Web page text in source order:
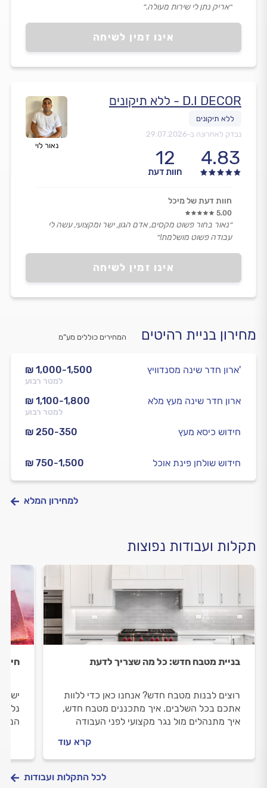
אינו זמין לשיחה
״אריק נתן לי שירות מעולה.״
נאור לוי
D.I DECOR - ללא תיקונים
נבדק לאחרונה ב-29.07.2026
4.83
12
חוות דעת
אינו זמין לשיחה
חוות דעת של מיכל
5.00
״נאור בחור פשוט מקסים, אדם הגון, ישר ומקצועי, עשה לי
עבודה פשוט מושלמת!״
מחירון בניית רהיטים המחירים כוללים מע”מ
₪ 1,000-1,500
למטר רבוע
ארון חדר שינה מסנדוויץ'
₪ 1,100-1,800
למטר רבוע
ארון חדר שינה מעץ מלא
₪ 250-350 חידוש כיסא מעץ
₪ 750-1,500 חידוש שולחן פינת אוכל
למחירון המלא
תקלות ועבודות נפוצות
בניית מטבח חדש: כל מה שצריך לדעת
רוצים לבנות מטבח חדש? אנחנו כאן כדי ללוות
אתכם בכל השלבים. איך מתכננים מטבח חדש,
איך מתנהלים מול נגר מקצועי לפני העבודה
קרא עוד
יש
לכל התקלות ועבודות